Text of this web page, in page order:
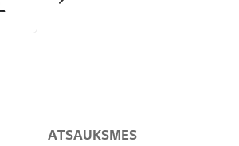
ATSAUKSMES